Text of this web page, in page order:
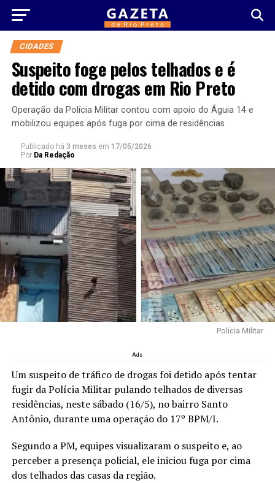
CIDADES
Suspeito foge pelos telhados e é
detido com drogas em Rio Preto
Operação da Polícia Militar contou com apoio do Águia 14 e
mobilizou equipes após fuga por cima de residências
Publicado há 3 meses em 17/05/2026
Por Da Redação
Polícia Militar
Ads
Um suspeito de tráfico de drogas foi detido após tentar
fugir da Polícia Militar pulando telhados de diversas
residências, neste sábado (16/5), no bairro Santo
Antônio, durante uma operação do 17º BPM/I.
Segundo a PM, equipes visualizaram o suspeito e, ao
perceber a presença policial, ele iniciou fuga por cima
dos telhados das casas da região.